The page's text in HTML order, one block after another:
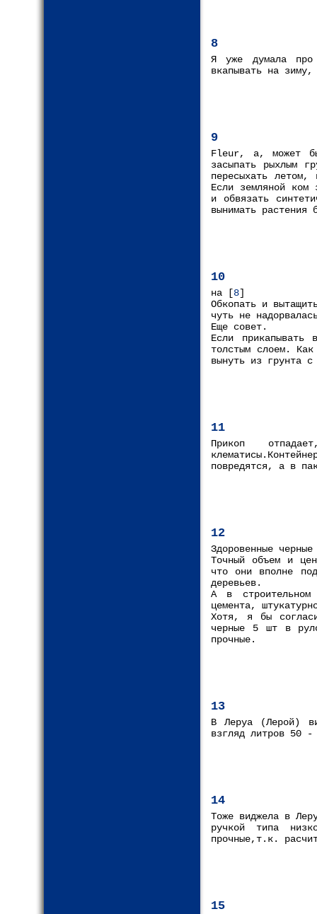
8
Я уже думала
вкапывать на
9
Fleur, а, может
засыпать рыхлым
пересыхать
Если земляной ком
и обвязать
вынимать растения
10
на [8]
Обкопать и
чуть не
Еще совет.
Если
толстым слоем.
вынуть из грунта с
11
Прикоп
повредятся, а в
12
Здоровенные
Точный объем и
что они вполне
деревьев.
А в
цемента,
Хотя, я бы
черные 5 шт в
прочные.
13
В Леруа (Лерой)
взгляд литров 50
14
Тоже виджела в
ручкой типа
прочные,т.к.
15